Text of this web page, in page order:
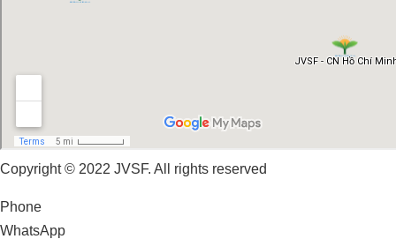
Copyright © 2022 JVSF. All rights reserved
Phone
WhatsApp